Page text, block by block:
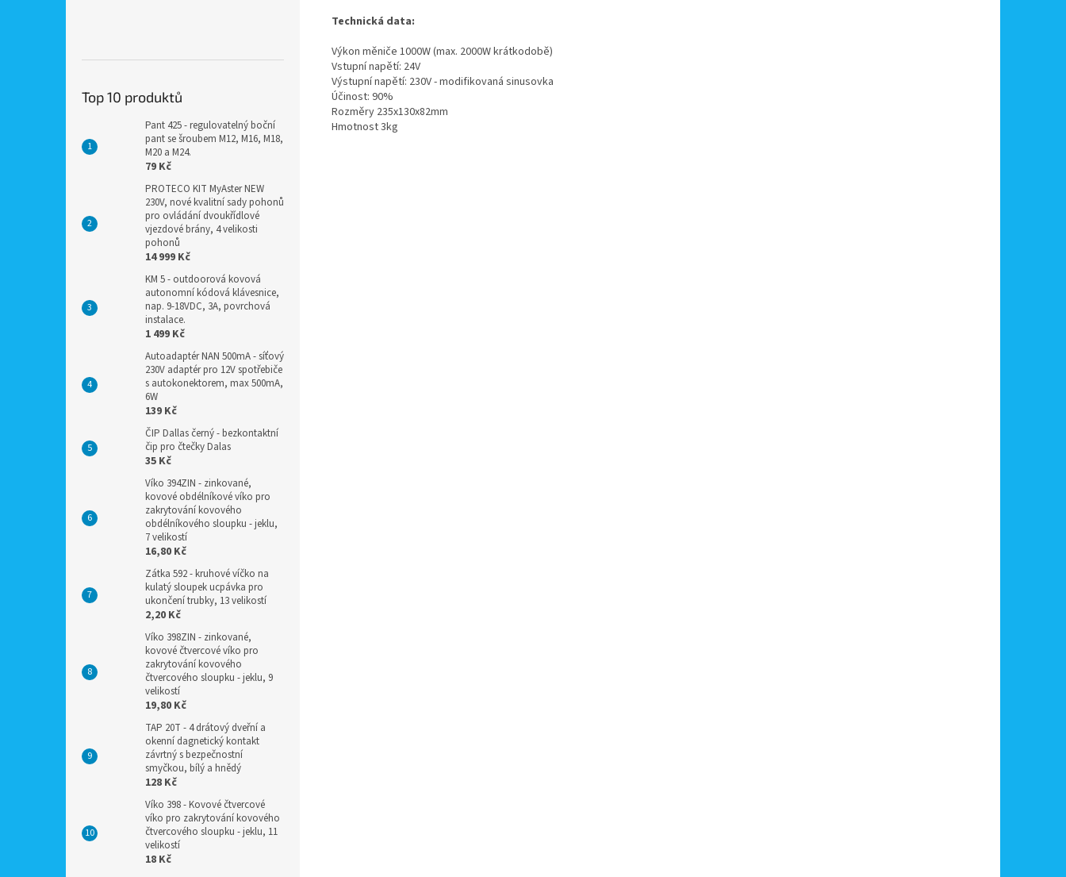
Top 10 produktů
Pant 425 - regulovatelný boční
pant se šroubem M12, M16, M18,
M20 a M24.
79 Kč
PROTECO KIT MyAster NEW
230V, nové kvalitní sady pohonů
pro ovládání dvoukřídlové
vjezdové brány, 4 velikosti
pohonů
14 999 Kč
KM 5 - outdoorová kovová
autonomní kódová klávesnice,
nap. 9-18VDC, 3A, povrchová
instalace.
1 499 Kč
Autoadaptér NAN 500mA - síťový
230V adaptér pro 12V spotřebiče
s autokonektorem, max 500mA,
6W
139 Kč
ČIP Dallas černý - bezkontaktní
čip pro čtečky Dalas
35 Kč
Víko 394ZIN - zinkované,
kovové obdélníkové víko pro
zakrytování kovového
obdélníkového sloupku - jeklu,
7 velikostí
16,80 Kč
Zátka 592 - kruhové víčko na
kulatý sloupek ucpávka pro
ukončení trubky, 13 velikostí
2,20 Kč
Víko 398ZIN - zinkované,
kovové čtvercové víko pro
zakrytování kovového
čtvercového sloupku - jeklu, 9
velikostí
19,80 Kč
TAP 20T - 4 drátový dveřní a
okenní dagnetický kontakt
závrtný s bezpečnostní
smyčkou, bílý a hnědý
128 Kč
Víko 398 - Kovové čtvercové
víko pro zakrytování kovového
čtvercového sloupku - jeklu, 11
velikostí
18 Kč
Technická data:
Výkon měniče 1000W (max. 2000W krátkodobě)
Vstupní napětí: 24V
Výstupní napětí: 230V - modifikovaná sinusovka
Účinost: 90%
Rozměry 235x130x82mm
Hmotnost 3kg